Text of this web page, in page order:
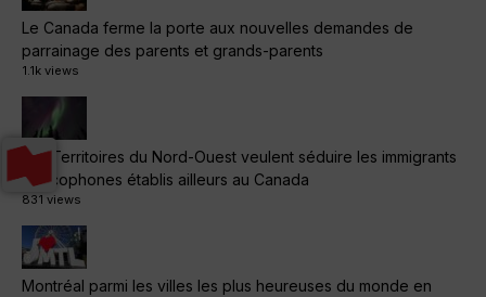
Le Canada ferme la porte aux nouvelles demandes de
parrainage des parents et grands-parents
1.1k views
Les Territoires du Nord-Ouest veulent séduire les immigrants
francophones établis ailleurs au Canada
831 views
Montréal parmi les villes les plus heureuses du monde en